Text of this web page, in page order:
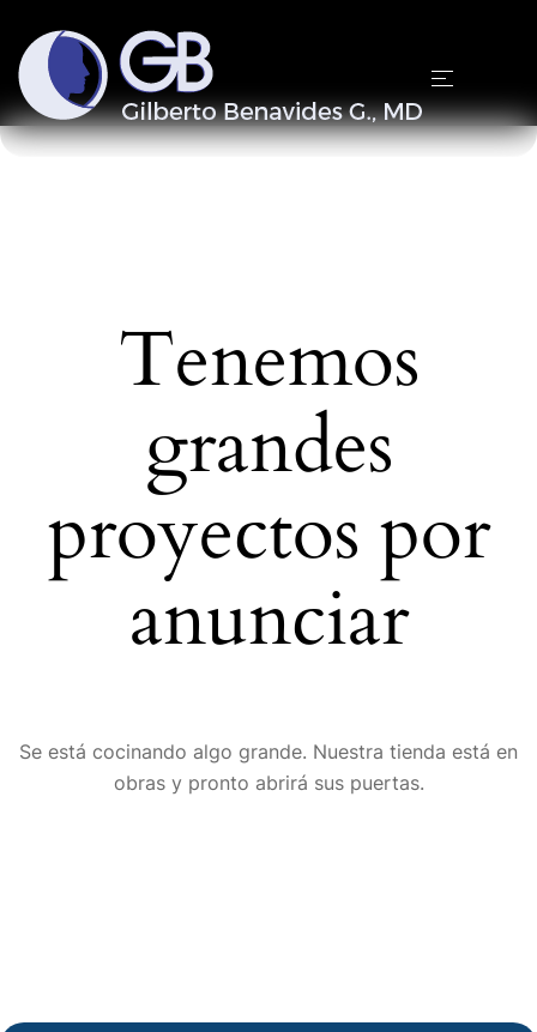
Tenemos
grandes
proyectos por
anunciar
Se está cocinando algo grande. Nuestra tienda está en
obras y pronto abrirá sus puertas.